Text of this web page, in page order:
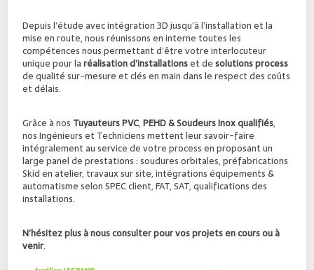
Depuis l’étude avec intégration 3D jusqu’à l’installation et la
mise en route, nous réunissons en interne toutes les
compétences nous permettant d’être votre interlocuteur
unique pour laréalisation d’installationset desolutions process
de qualité sur-mesure et clés en main dans le respect des coûts
et délais.
Grâce à nos Tuyauteurs PVC,PEHD & Soudeurs Inox qualifiés,
nos Ingénieurs et Techniciens mettent leur savoir-faire
intégralement au service de votre process en proposant un
large panel de prestations : soudures orbitales, préfabrications
Skid en atelier, travaux sur site, intégrations équipements &
automatisme selon SPEC client, FAT, SAT, qualifications des
installations.
N’hésitez plus à nous consulter pour vos projets en cours ou à
venir.